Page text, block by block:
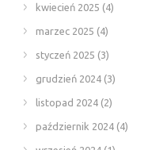
kwiecień 2025 (4)
marzec 2025 (4)
styczeń 2025 (3)
grudzień 2024 (3)
listopad 2024 (2)
październik 2024 (4)